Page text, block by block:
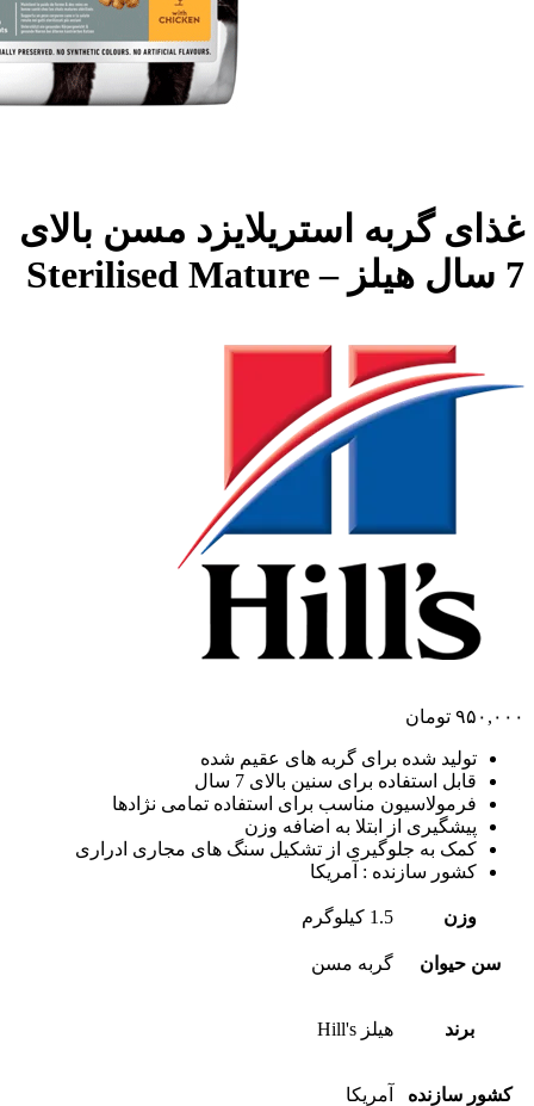
غذای گربه استریلایزد مسن بالای
7 سال هیلز – Sterilised Mature
۹۵۰,۰۰۰ تومان
تولید شده برای گربه های عقیم شده
قابل استفاده برای سنین بالای 7 سال
فرمولاسیون مناسب برای استفاده تمامی نژادها
پیشگیری از ابتلا به اضافه وزن
کمک به جلوگیری از تشکیل سنگ های مجاری ادراری
کشور سازنده : آمریکا
وزن 1.5 کیلوگرم
سن حیوان گربه مسن
برند هیلز Hill's
کشور سازنده آمریکا